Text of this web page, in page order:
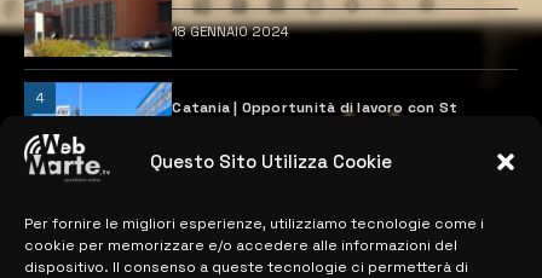
Questo Sito Utilizza Cookie
Per fornire le migliori esperienze, utilizziamo tecnologie come i
cookie per memorizzare e/o accedere alle informazioni del
dispositivo. Il consenso a queste tecnologie ci permetterà di
18 GENNAIO 2024
4
Catania | Opportunità di lavoro con St
28 MARZO 2024
MAPPA DEL SITO